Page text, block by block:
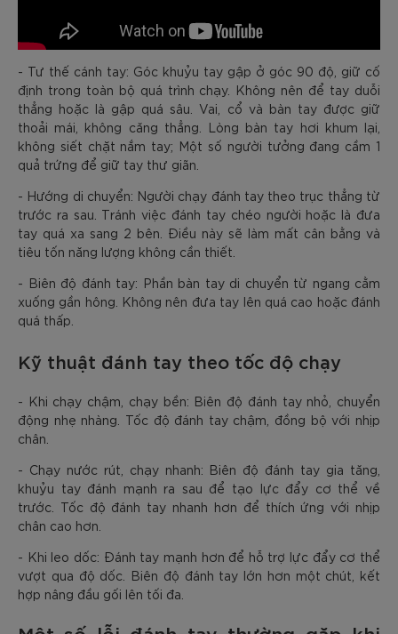
- Tư thế cánh tay: Góc khuỷu tay gập ở góc 90 độ, giữ cố
định trong toàn bộ quá trình chạy. Không nên để tay duỗi
thẳng hoặc là gập quá sâu. Vai, cổ và bàn tay được giữ
thoải mái, không căng thẳng. Lòng bàn tay hơi khum lại,
không siết chặt nắm tay; Một số người tưởng đang cầm 1
quả trứng để giữ tay thư giãn.
- Hướng di chuyển: Người chạy đánh tay theo trục thẳng từ
trước ra sau. Tránh việc đánh tay chéo người hoặc là đưa
tay quá xa sang 2 bên. Điều này sẽ làm mất cân bằng và
tiêu tốn năng lượng không cần thiết.
- Biên độ đánh tay: Phần bàn tay di chuyển từ ngang cằm
xuống gần hông. Không nên đưa tay lên quá cao hoặc đánh
quá thấp.
Kỹ thuật đánh tay theo tốc độ chạy
- Khi chạy chậm, chạy bền: Biên độ đánh tay nhỏ, chuyển
động nhẹ nhàng. Tốc độ đánh tay chậm, đồng bộ với nhịp
chân.
- Chạy nước rút, chạy nhanh: Biên độ đánh tay gia tăng,
khuỷu tay đánh mạnh ra sau để tạo lực đẩy cơ thể về
trước. Tốc độ đánh tay nhanh hơn để thích ứng với nhịp
chân cao hơn.
- Khi leo dốc: Đánh tay mạnh hơn để hỗ trợ lực đẩy cơ thể
vượt qua độ dốc. Biên độ đánh tay lớn hơn một chút, kết
hợp nâng đầu gối lên tối đa.